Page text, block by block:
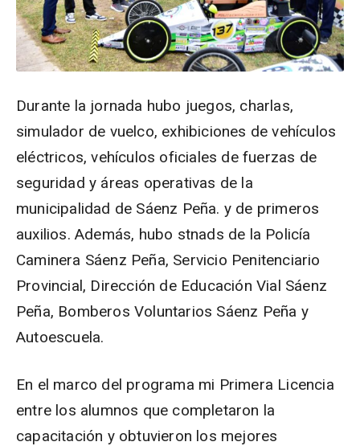
Durante la jornada hubo juegos, charlas,
simulador de vuelco, exhibiciones de vehículos
eléctricos, vehículos oficiales de fuerzas de
seguridad y áreas operativas de la
municipalidad de Sáenz Peña. y de primeros
auxilios. Además, hubo stnads de la Policía
Caminera Sáenz Peña, Servicio Penitenciario
Provincial, Dirección de Educación Vial Sáenz
Peña, Bomberos Voluntarios Sáenz Peña y
Autoescuela.
En el marco del programa mi Primera Licencia
entre los alumnos que completaron la
capacitación y obtuvieron los mejores